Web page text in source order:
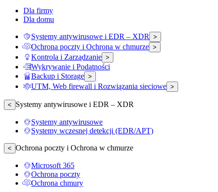
Dla firmy
Dla domu
Systemy antywirusowe i EDR – XDR >
Ochrona poczty i Ochrona w chmurze >
Kontrola i Zarządzanie >
Wykrywanie i Podatności
Backup i Storage >
UTM, Web firewall i Rozwiązania sieciowe >
< Systemy antywirusowe i EDR – XDR
Systemy antywirusowe
Systemy wczesnej detekcji (EDR/APT)
< Ochrona poczty i Ochrona w chmurze
Microsoft 365
Ochrona poczty
Ochrona chmury